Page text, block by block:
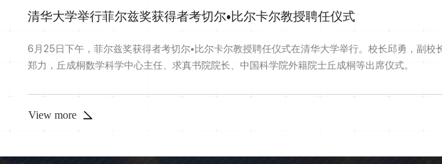
清华大学举行菲尔兹奖获得者考切尔•比尔卡尔教授聘任仪式
6月25日下午，菲尔兹奖获得者考切尔•比尔卡尔教授聘任仪式在清华大学举行。校长邱勇，副校
郑力，丘成桐数学科学中心主任、求真书院院长、中国科学院外籍院士丘成桐等出席仪式。
View more